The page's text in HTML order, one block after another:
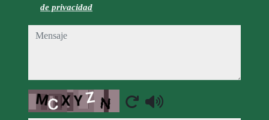
de privacidad
mensaje
Captcha